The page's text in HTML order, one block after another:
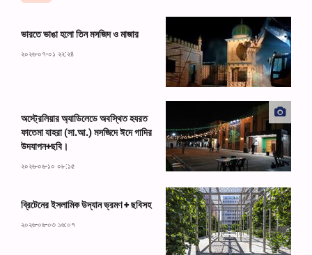
ভারতে ভাঙা হলো তিন মসজিদ ও মাজার
২০২৬-০৭-০১ ২২:২৪
অস্ট্রেলিয়ার অ্যাডিলেডে অবস্থিত হযরত
ফাতেমা যাহরা (সা.আ.) মসজিদে ঈদে গাদির
উদযাপন+ছবি।
২০২৬-০৬-১০ ০৮:১৫
ব্রিটেনের ইসলামিক উদ্যান ভ্রমণ + ছবিসহ
২০২৬-০৬-০৩ ১৬:০৭